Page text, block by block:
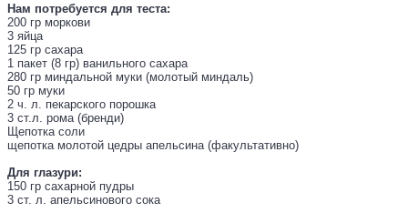
Нам потребуется для теста:
200 гр моркови
3 яйца
125 гр сахара
1 пакет (8 гр) ванильного сахара
280 гр миндальной муки (молотый миндаль)
50 гр муки
2 ч. л. пекарского порошка
3 ст.л. рома (бренди)
Щепотка соли
щепотка молотой цедры апельсина (факультативно)
Для глазури:
150 гр сахарной пудры
3 ст. л. апельсинового сока